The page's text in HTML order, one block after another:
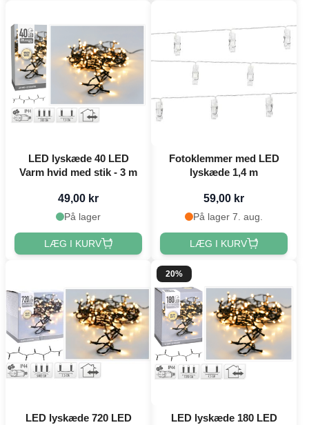
LED lyskæde 40 LED
Varm hvid med stik - 3 m
49,00 kr
På lager
LÆG I KURV
Fotoklemmer med LED
lyskæde 1,4 m
59,00 kr
På lager 7. aug.
LÆG I KURV
LED lyskæde 720 LED
20%
LED lyskæde 180 LED